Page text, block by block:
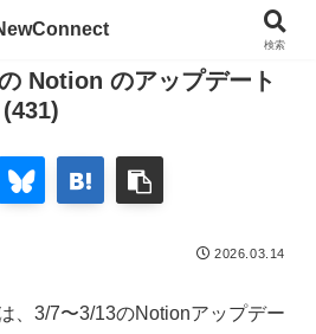
Notion のアップデート
2026.03.14
、3/7〜3/13のNotionアップデー
検索